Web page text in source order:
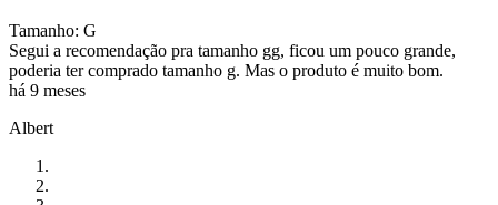
Tamanho: G
Segui a recomendação pra tamanho gg, ficou um pouco grande,
poderia ter comprado tamanho g. Mas o produto é muito bom.
há 9 meses
Albert